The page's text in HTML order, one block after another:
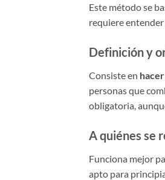
Este método se
requiere
Definición y
Consiste en
personas que
obligatoria,
A quiénes se
Funciona mejor
apto para